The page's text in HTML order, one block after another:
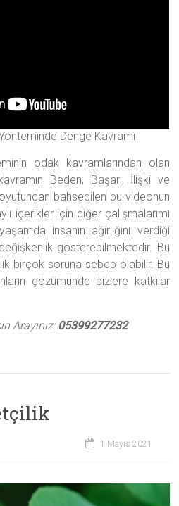
Denge Kavramı
odak kavramlarından olan
Beden, Başarı, İlişki ve
bahsedilen bu videonun
içerikler için diğer çalışmalarımı
insanın ağırlığını verdiği
gösterebilmektedir. Bu
birçok soruna sebep olabilir. Bu
çözümünde bizlere katkılar
Arayınız: 05399277232
1 Mayıs 2021